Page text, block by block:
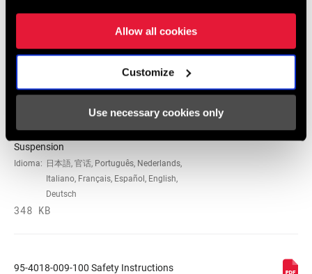
Allow all cookies
Customize
Use necessary cookies only
Idioma: English
Instrucciones De Seguridad
95-4018-009-000 Safety Instructions
Suspension
Idioma: 日本語, 官话, Português, Nederlands,
Italiano, Français, Español, English,
Deutsch
348 KB
95-4018-009-100 Safety Instructions